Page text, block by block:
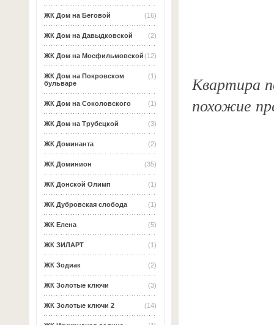
(16)
ЖК Дом на Беговой
(2)
ЖК Дом на Давыдковской
(12)
ЖК Дом на Мосфильмовской
(1)
ЖК Дом на Покровском
бульваре
(1)
ЖК Дом на Соколовского
(3)
ЖК Дом на Трубецкой
(2)
ЖК Доминанта
(35)
ЖК Доминион
(1)
ЖК Донской Олимп
(1)
ЖК Дубровская слобода
(5)
ЖК Елена
(1)
ЖК ЗИЛАРТ
(2)
ЖК Зодиак
(3)
ЖК Золотые ключи
(14)
ЖК Золотые ключи 2
Квартира
похожие